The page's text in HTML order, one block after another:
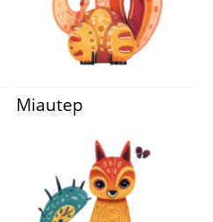
Miautep